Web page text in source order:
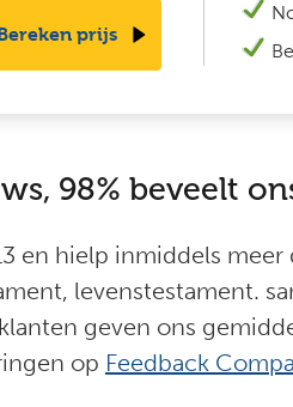
prijs
N
98% beveelt
en hielp inmiddels
levenstestament.
geven ons
op Feedback